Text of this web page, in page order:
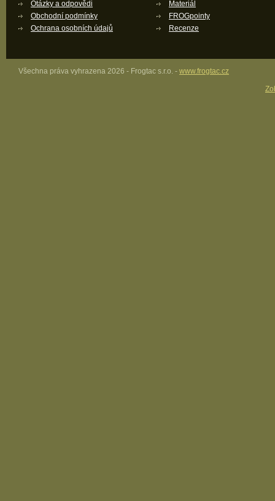
Otázky a odpovědi
Obchodní podmínky
Ochrana osobních údajů
Materiál
FROGpointy
Recenze
Všechna práva vyhrazena 2026 - Frogtac s.r.o. - www.frogtac.cz